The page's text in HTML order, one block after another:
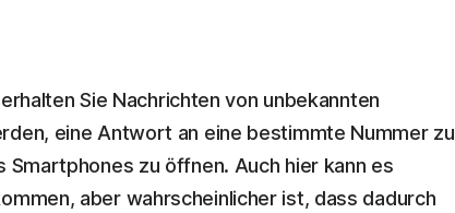
Sie Nachrichten von unbekannten
eine Antwort an eine bestimmte Nummer zu
zu öffnen. Auch hier kann es
aber wahrscheinlicher ist, dass dadurch